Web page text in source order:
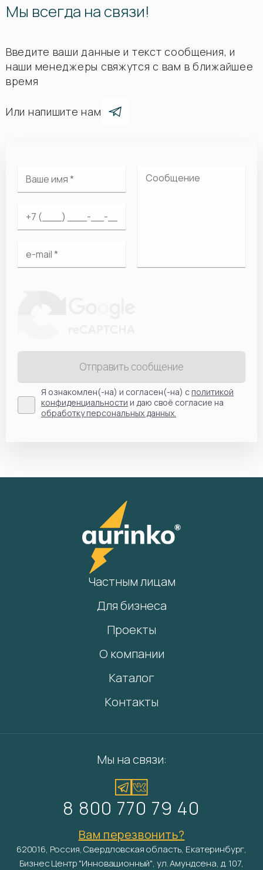
Мы всегда на связи!
Введите ваши данные и текст сообщения, и
наши менеджеры свяжутся с вам в ближайшее
время
Или напишите нам
Отправить сообщение
Я ознакомлен(-на) и согласен(-на) сполитикой
конфиденциальности и даю своё согласие на
обработку персональных данных.
Частным лицам
Для бизнеса
Проекты
О компании
Каталог
Контакты
Мы на связи:
8 800 770 79 40
Вам перезвонить?
620016, Россия, Свердловская область, Екатеринбург,
Бизнес Центр "Инновационный", ул. Амундсена, д. 107,